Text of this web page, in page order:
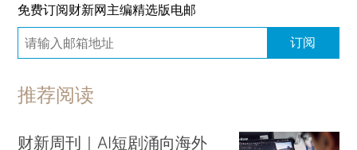
免费订阅财新网主编精选版电邮
订阅
推荐阅读
财新周刊｜AI短剧涌向海外